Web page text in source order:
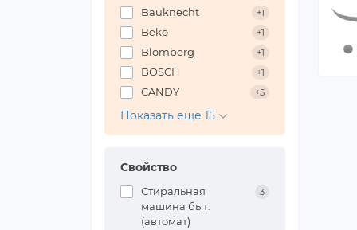
Bauknecht +1
Beko +1
Blomberg +1
BOSCH +1
CANDY +5
Показать еще 15
Свойство
Стиральная
машина быт.
(автомат)
3